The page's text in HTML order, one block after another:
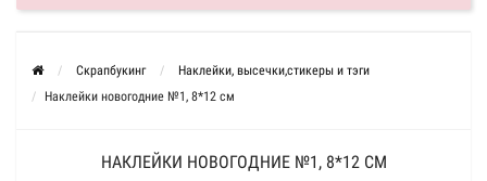
Скрапбукинг
Наклейки, высечки,стикеры и тэги
Наклейки новогодние №1, 8*12 см
НАКЛЕЙКИ НОВОГОДНИЕ №1, 8*12 СМ